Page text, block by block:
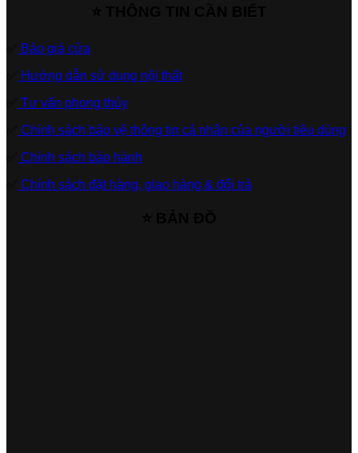
Báo giá cửa
Hướng dẫn sử dụng nội thất
Tư vấn phong thủy
Chính sách bảo vệ thông tin cá nhân của người tiêu dùng
Chính sách bảo hành
Chính sách đặt hàng, giao hàng & đổi trả